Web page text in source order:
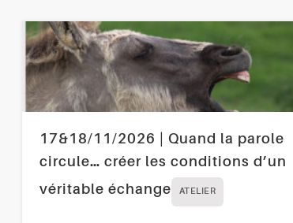
17&18/11/2026 | Quand la parole
circule… créer les conditions d’un
véritable échange
ATELIER